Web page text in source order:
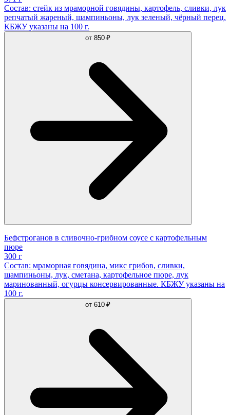
Состав: стейк из мраморной говядины, картофель, сливки, лук
репчатый жареный, шампиньоны, лук зеленый, чёрный перец.
КБЖУ указаны на 100 г.
от 850 ₽
Бефстроганов в сливочно-грибном соусе с картофельным
пюре
300 г
Состав: мраморная говядина, микс грибов, сливки,
шампиньоны, лук, сметана, картофельное пюре, лук
маринованный, огурцы консервированные. КБЖУ указаны на
100 г.
от 610 ₽